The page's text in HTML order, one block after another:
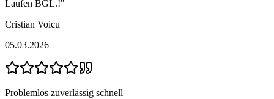
Laufen BGL.!"
Cristian Voicu
05.03.2026
Problemlos zuverlässig schnell